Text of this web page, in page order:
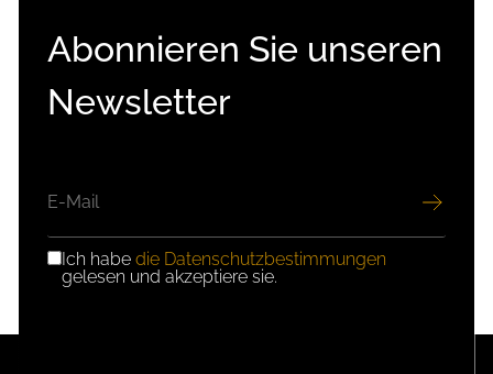
Abonnieren Sie unseren
Newsletter
MAIL
DSGVO-
EINWILLIGUNG
Ich habe die Datenschutzbestimmungen
gelesen und akzeptiere sie.